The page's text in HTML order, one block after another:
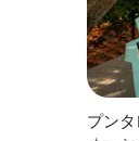
プン